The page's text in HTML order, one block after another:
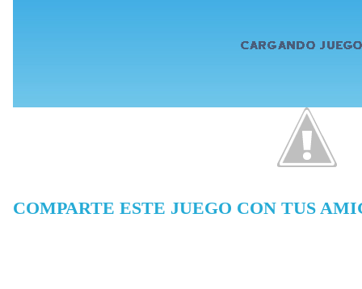
COMPARTE ESTE JUEGO CON TUS